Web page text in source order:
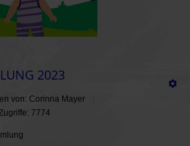
2023
von: Corinna Mayer
7774